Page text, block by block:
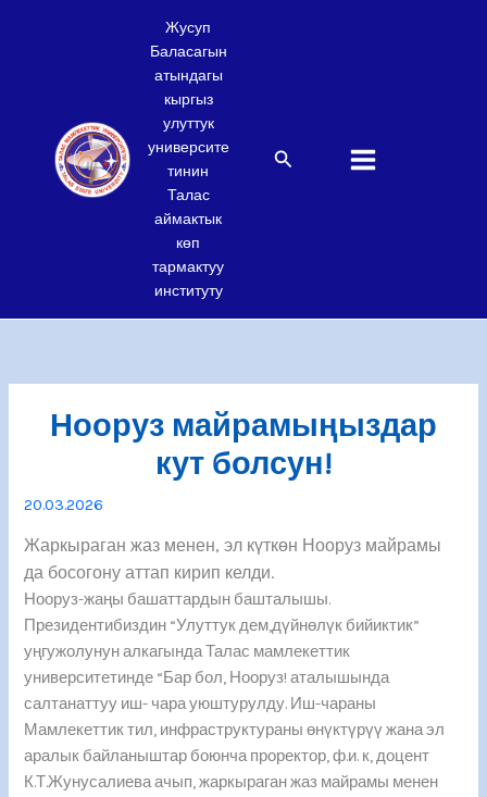
Жусуп
Баласагын
атындагы
кыргыз
улуттук
университе
тинин
Талас
аймактык
көп
тармактуу
институту
Search
Нооруз майрамыңыздар
кут болсун!
20.03.2026
Жаркыраган жаз менен, эл күткөн Нооруз майрамы
да босогону аттап кирип келди.
Нооруз-жаңы башаттардын башталышы.
Президентибиздин “Улуттук дем,дүйнөлүк бийиктик”
уңгужолунун алкагында Талас мамлекеттик
университетинде “Бар бол, Нооруз! аталышында
салтанаттуу иш- чара уюштурулду. Иш-чараны
Мамлекеттик тил, инфраструктураны өнүктүрүү жана эл
аралык байланыштар боюнча проректор, ф.и. к, доцент
К.Т.Жунусалиева ачып, жаркыраган жаз майрамы менен